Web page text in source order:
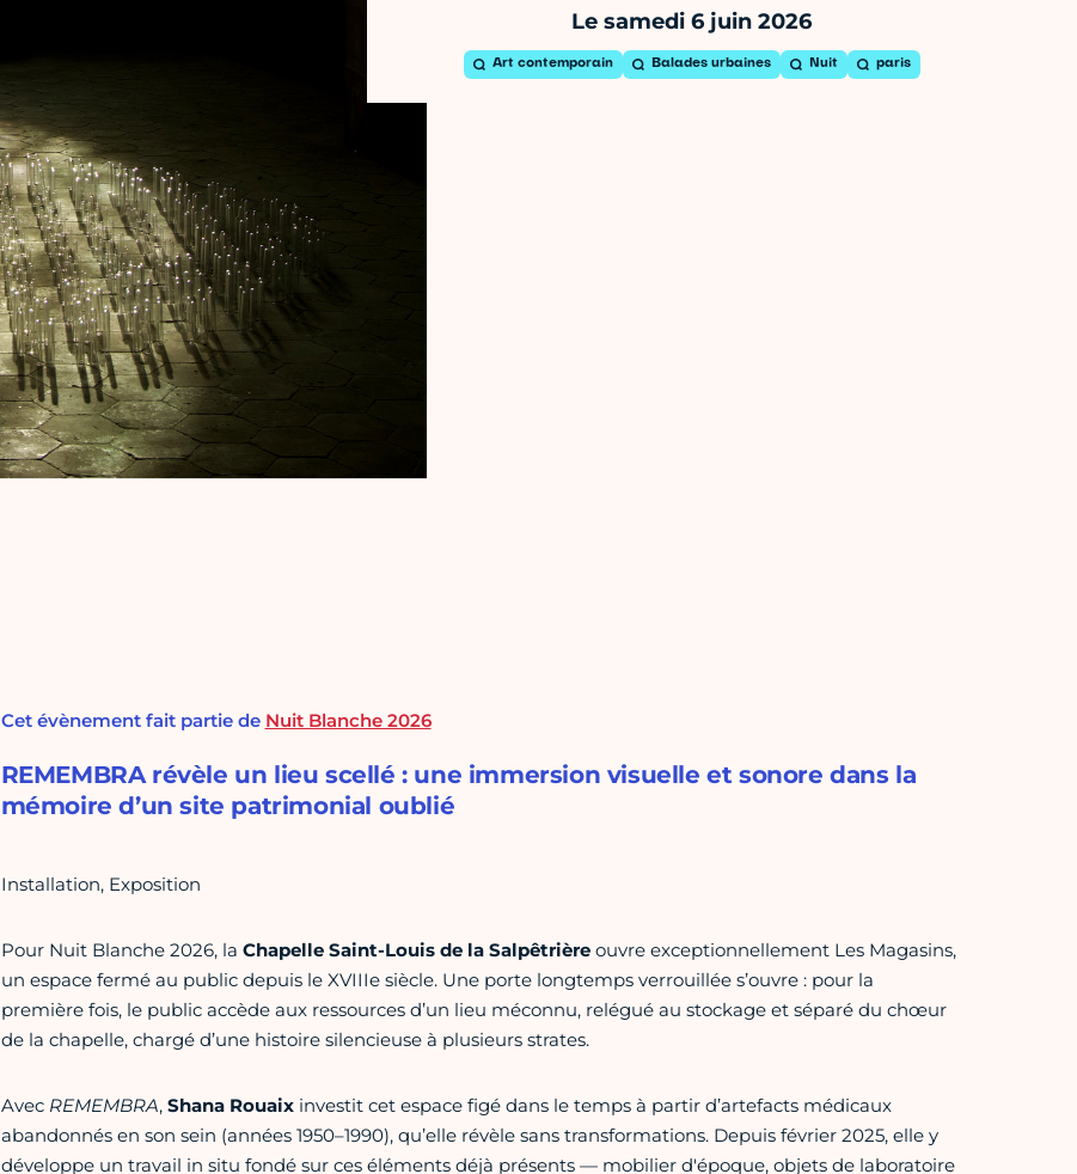
Le samedi 6 juin 2026
Art contemporain Balades urbaines Nuit paris
Cet évènement fait partie de Nuit Blanche 2026
REMEMBRA révèle un lieu scellé : une immersion visuelle et sonore dans la
mémoire d’un site patrimonial oublié
Installation, Exposition
Pour Nuit Blanche 2026, la Chapelle Saint-Louis de la Salpêtrièreouvre exceptionnellement Les Magasins,
un espace fermé au public depuis le XVIIIe siècle. Une porte longtemps verrouillée s’ouvre : pour la
première fois, le public accède aux ressources d’un lieu méconnu, relégué au stockage et séparé du chœur
de la chapelle, chargé d’une histoire silencieuse à plusieurs strates.
Avec REMEMBRA, Shana Rouaixinvestit cet espace figé dans le temps à partir d’artefacts médicaux
abandonnés en son sein (années 1950–1990), qu’elle révèle sans transformations. Depuis février 2025, elle y
développe un travail in situ fondé sur ces éléments déjà présents — mobilier d'époque, objets de laboratoire